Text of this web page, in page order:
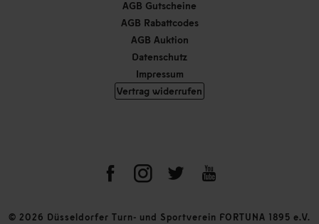
AGB Gutscheine
AGB Rabattcodes
AGB Auktion
Datenschutz
Impressum
Vertrag widerrufen
© 2026 Düsseldorfer Turn- und Sportverein FORTUNA 1895 e.V.